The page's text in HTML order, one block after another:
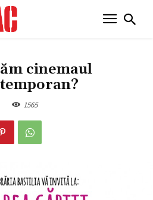
cinemaul
1565